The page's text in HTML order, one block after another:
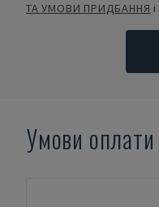
ТА УМОВИ ПРИДБАННЯ і
Умови оплати